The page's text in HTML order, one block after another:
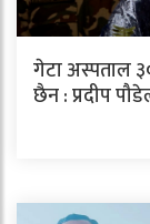
गेटा अस्पताल
छैन : प्रदीप